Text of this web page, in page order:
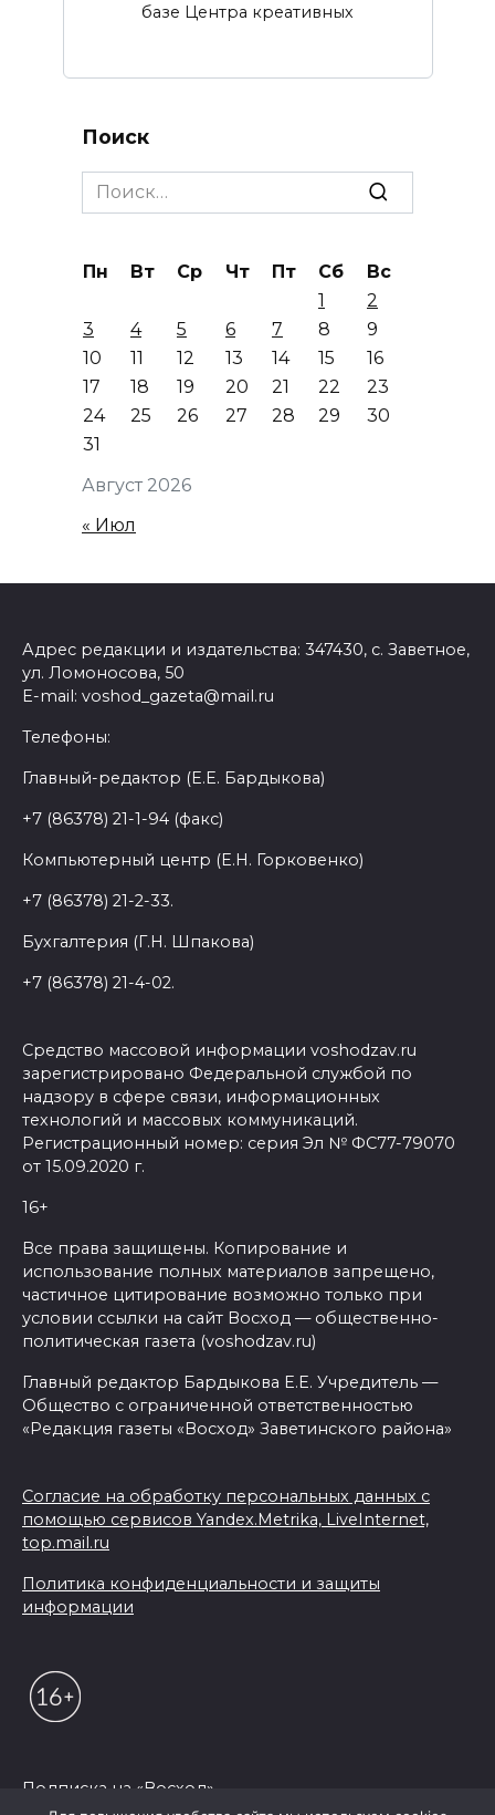
базе Центра креативных
Поиск
Search
for:
Август 2026
Пн Вт Ср Чт Пт Сб
Вс
1
2
3
4 5 6 7 8
9
10
11 12 13 14 15
16
17
18 19 20 21 22
23
24
25 26 27 28 29
30
31
« Июл
Адрес редакции и издательства: 347430, с. Заветное,
ул. Ломоносова, 50
E-mail: voshod_gazeta@mail.ru
Телефоны:
Главный-редактор (Е.Е. Бардыкова)
+7 (86378) 21-1-94 (факс)
Компьютерный центр (Е.Н. Горковенко)
+7 (86378) 21-2-33.
Бухгалтерия (Г.Н. Шпакова)
+7 (86378) 21-4-02.
Средство массовой информации voshodzav.ru
зарегистрировано Федеральной службой по
надзору в сфере связи, информационных
технологий и массовых коммуникаций.
Регистрационный номер: серия Эл № ФС77-79070
от 15.09.2020 г.
16+
Все права защищены. Копирование и
использование полных материалов запрещено,
частичное цитирование возможно только при
условии ссылки на сайт Восход — общественно-
политическая газета (voshodzav.ru)
Главный редактор Бардыкова Е.Е. Учредитель —
Общество с ограниченной ответственностью
«Редакция газеты «Восход» Заветинского района»
Согласие на обработку персональных данных с
помощью сервисов Yandex.Metrika, LiveInternet,
top.mail.ru
Политика конфиденциальности и защиты
информации
Подписка на «Восход»